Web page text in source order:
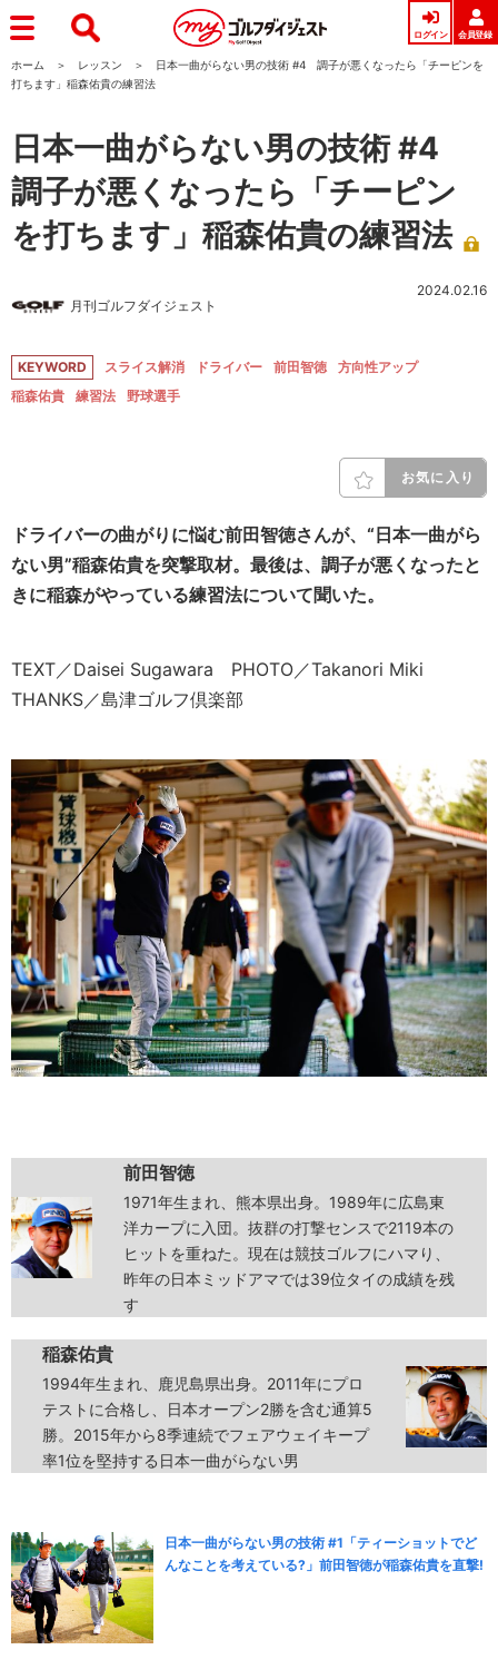
ログイン 会員登録
ホーム レッスン
日本一曲がらない男の技術 #4 調子が悪くなったら「チーピンを
打ちます」稲森佑貴の練習法
日本一曲がらない男の技術 #4
調子が悪くなったら「チーピン
を打ちます」稲森佑貴の練習法
月刊ゴルフダイジェスト
2024.02.16
KEYWORD スライス解消 ドライバー 前田智徳
方向性アップ
稲森佑貴
練習法 野球選手
お気に入り
ドライバーの曲がりに悩む前田智徳さんが、“日本一曲がら
ない男”稲森佑貴を突撃取材。最後は、調子が悪くなったと
きに稲森がやっている練習法について聞いた。
TEXT／Daisei Sugawara PHOTO／Takanori Miki
THANKS／島津ゴルフ倶楽部
前田智徳
1971年生まれ、熊本県出身。1989年に広島東
洋カープに入団。抜群の打撃センスで2119本の
ヒットを重ねた。現在は競技ゴルフにハマり、
昨年の日本ミッドアマでは39位タイの成績を残
す
稲森佑貴
1994年生まれ、鹿児島県出身。2011年にプロ
テストに合格し、日本オープン2勝を含む通算5
勝。2015年から8季連続でフェアウェイキープ
率1位を堅持する日本一曲がらない男
日本一曲がらない男の技術 #1「ティーショットでど
んなことを考えている?」前田智徳が稲森佑貴を直撃!